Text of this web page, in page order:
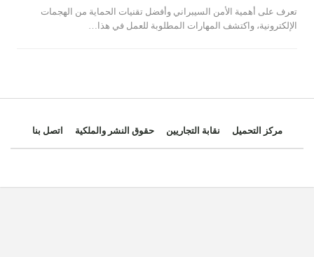
تعرف على أهمية الأمن السيبراني وأفضل تقنيات الحماية من الهجمات
الإلكترونية، واكتشف المهارات المطلوبة للعمل في هذا…
مركز التحميل نقابة التجاريين حقوق النشر والملكية اتصل بنا